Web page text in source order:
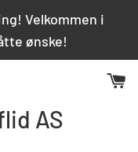
Velkommen i
ønske!
AS